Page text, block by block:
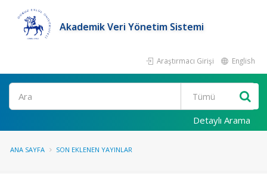
Akademik Veri Yönetim Sistemi
Araştırmacı Girişi English
Ara
Detaylı Arama
ANA SAYFA SON EKLENEN YAYINLAR